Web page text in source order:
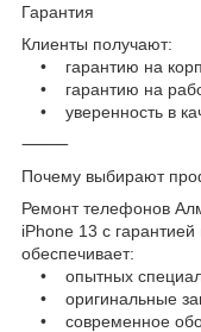
Гарантия
Клиенты получают:
• гарантию на
• гарантию на
• уверенность в
⸻
Почему выбирают
Ремонт телефонов
iPhone 13 с
обеспечивает:
• опытных
• оригинальные
• современное